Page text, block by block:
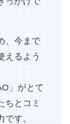
、今まで
えるよう
」がとて
ちとコミ
す。